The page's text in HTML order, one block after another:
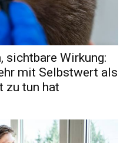
sichtbare Wirkung:
mit Selbstwert als
zu tun hat